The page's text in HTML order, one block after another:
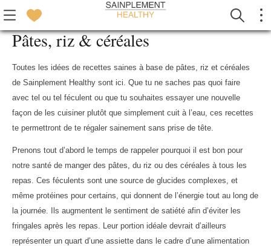
Pâtes, riz & céréales
Toutes les idées de recettes saines à base de pâtes, riz et céréales
de Sainplement Healthy sont ici. Que tu ne saches pas quoi faire
avec tel ou tel féculent ou que tu souhaites essayer une nouvelle
façon de les cuisiner plutôt que simplement cuit à l’eau, ces recettes
te permettront de te régaler sainement sans prise de tête.
Prenons tout d’abord le temps de rappeler pourquoi il est bon pour
notre santé de manger des pâtes, du riz ou des céréales à tous les
repas. Ces féculents sont une source de glucides complexes, et
même protéines pour certains, qui donnent de l’énergie tout au long de
la journée. Ils augmentent le sentiment de satiété afin d’éviter les
fringales après les repas. Leur portion idéale devrait d’ailleurs
représenter un quart d’une assiette dans le cadre d’une alimentation